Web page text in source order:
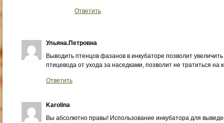
Ответить
Ульяна.Петровна
Выводить птенцов фазанов в инкубаторе позволит
птицевода от ухода за наседками, позволит не тратиться
Ответить
Karolina
Вы абсолютно правы! Использование инкубатора для